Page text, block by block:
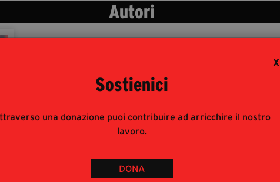
X
Sostienici
una donazione puoi contribuire ad arricchire il nostro
lavoro.
DONA
Autori